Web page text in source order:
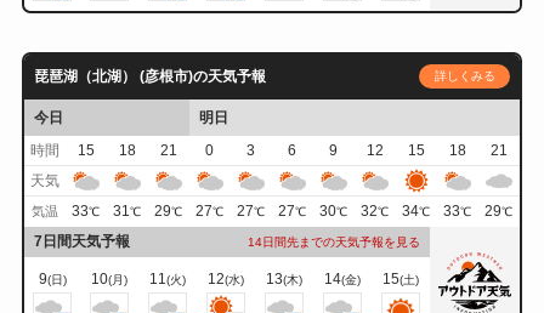
琵琶湖（北湖） (彦根市)の天気予報 詳しくみる
今日
明日
時間
15 18 21 0 3 6 9 12 15 18
21
天気
気温 33℃ 31℃ 29℃ 27℃ 27℃ 27℃ 30℃ 32℃ 34℃ 33℃ 29℃
7日間天気予報 14日間先までの天気予報を見る
9(日) 10(月) 11(火) 12(水) 13(木) 14(金) 15(土)